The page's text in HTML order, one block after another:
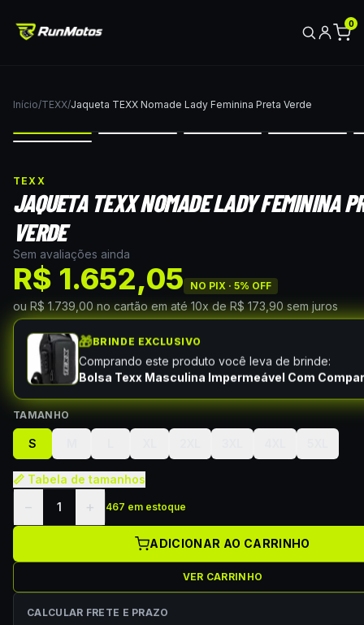
0
Início/TEXX/Jaqueta TEXX Nomade Lady Feminina Preta Verde
TEXX
JAQUETA TEXX NOMADE LADY FEMININA
VERDE
Sem avaliações ainda
R$ 1.652,05 NO PIX · 5% OFF
ou R$ 1.739,00 no cartão em até 10x de R$ 173,90 sem juros
🎁BRINDE EXCLUSIVO
Comprando este produto você leva de brinde:
Bolsa Texx Masculina Impermeável Com
TAMANHO
S
📏 Tabela de tamanhos
− 1 + 467 em estoque
ADICIONAR AO CARRINHO
VER CARRINHO
CALCULAR FRETE E PRAZO